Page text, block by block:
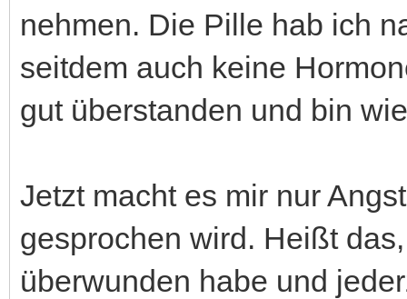
nehmen. Die Pille hab ich
seitdem auch keine
gut überstanden und bin
Jetzt macht es mir nur
gesprochen wird. Heißt
überwunden habe und